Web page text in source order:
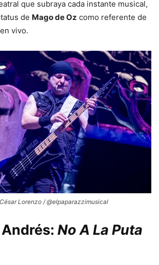
que subraya cada instante musical,
de Mago de Oz como referente de
vivo.
Lorenzo / @elpaparazzimusical
No A La Puta